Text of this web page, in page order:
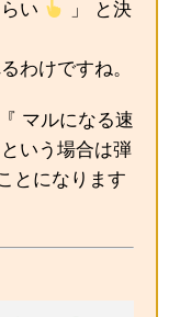
い
」 と決
わけですね。
マルになる速
いう場合は弾
とになります